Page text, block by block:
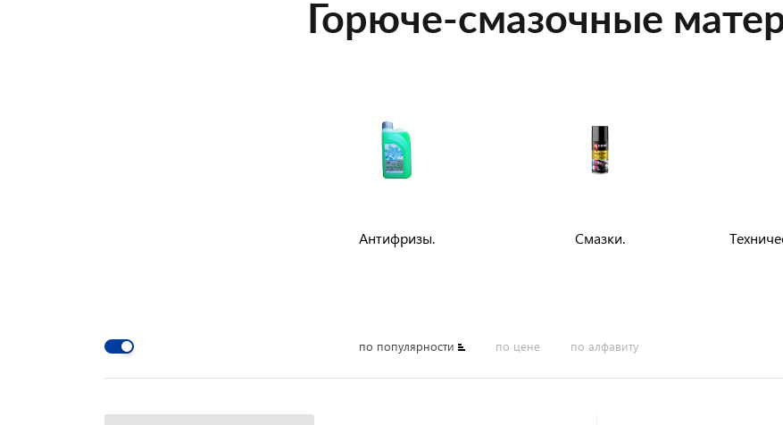
Горюче-смазочные
Антифризы. Смазки.
по популярности по цене по алфавиту